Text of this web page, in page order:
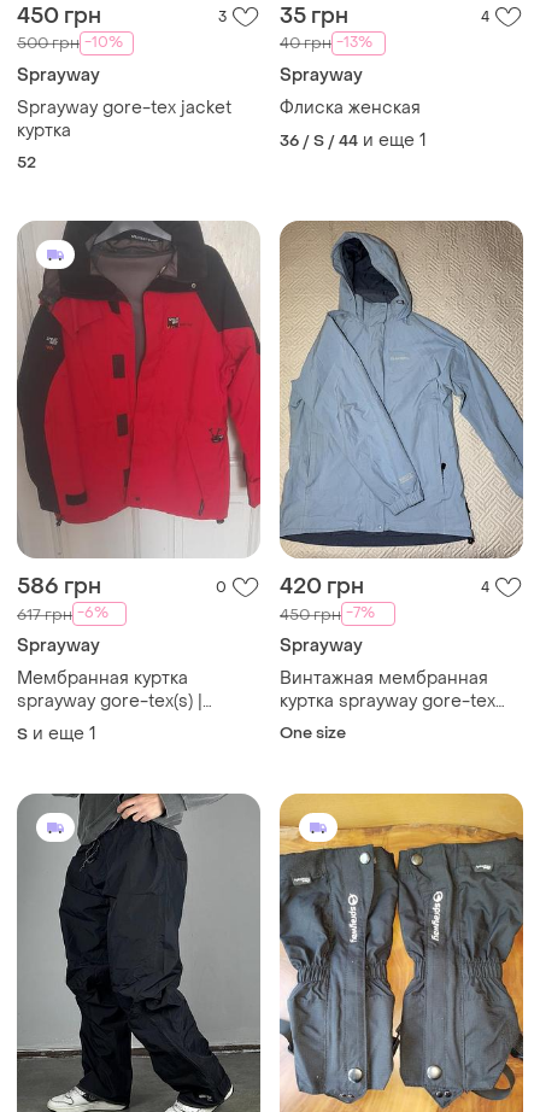
450 грн 3
500 грн -10%
Sprayway
Sprayway gore-tex jacket
куртка
52
35 грн 4
40 грн -13%
Sprayway
Флиска женская
36 / S / 44 и еще 1
586 грн 0
617 грн -6%
Sprayway
Мембранная куртка
sprayway gore-tex(s) |
женская штормовка
S и еще 1
420 грн 4
450 грн -7%
Sprayway
Винтажная мембранная
куртка sprayway gore-tex
vintage
One size